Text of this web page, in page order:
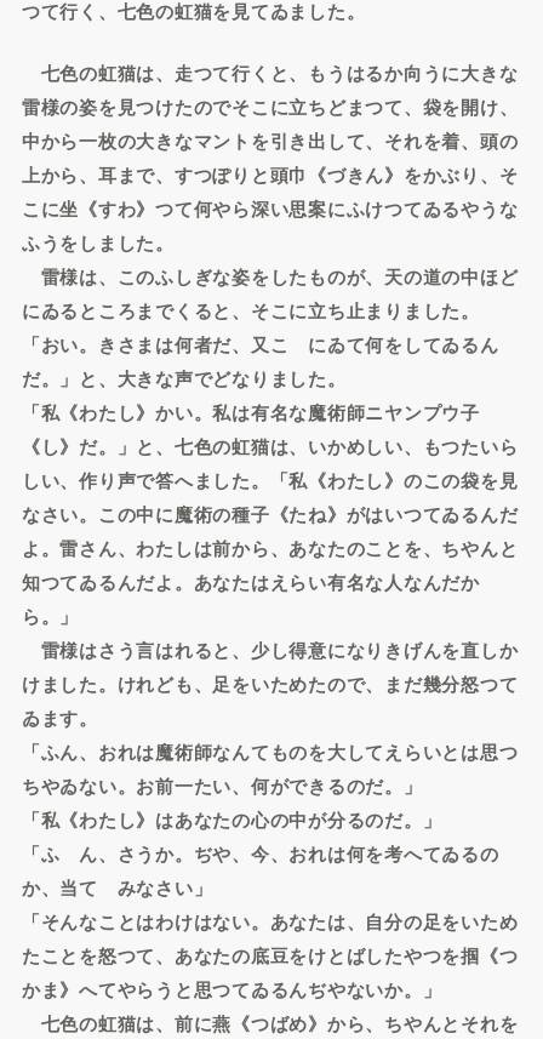
つて行く、七色の虹猫を見てゐました。
七色の虹猫は、走つて行くと、もうはるか向うに大きな
雷様の姿を見つけたのでそこに立ちどまつて、袋を開け、
中から一枚の大きなマントを引き出して、それを着、頭の
上から、耳まで、すつぽりと頭巾《づきん》をかぶり、そ
こに坐《すわ》つて何やら深い思案にふけつてゐるやうな
ふうをしました。
雷様は、このふしぎな姿をしたものが、天の道の中ほど
にゐるところまでくると、そこに立ち止まりました。
「おい。きさまは何者だ、又こゝにゐて何をしてゐるん
だ。」と、大きな声でどなりました。
「私《わたし》かい。私は有名な魔術師ニヤンプウ子
《し》だ。」と、七色の虹猫は、いかめしい、もつたいら
しい、作り声で答へました。「私《わたし》のこの袋を見
なさい。この中に魔術の種子《たね》がはいつてゐるんだ
よ。雷さん、わたしは前から、あなたのことを、ちやんと
知つてゐるんだよ。あなたはえらい有名な人なんだか
ら。」
雷様はさう言はれると、少し得意になりきげんを直しか
けました。けれども、足をいためたので、まだ幾分怒つて
ゐます。
「ふん、おれは魔術師なんてものを大してえらいとは思つ
ちやゐない。お前一たい、何ができるのだ。」
「私《わたし》はあなたの心の中が分るのだ。」
「ふゝん、さうか。ぢや、今、おれは何を考へてゐるの
か、当てゝみなさい」
「そんなことはわけはない。あなたは、自分の足をいため
たことを怒つて、あなたの底豆をけとばしたやつを掴《つ
かま》へてやらうと思つてゐるんぢやないか。」
七色の虹猫は、前に燕《つばめ》から、ちやんとそれを